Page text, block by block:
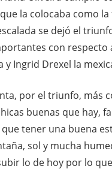
la colocaba como
se dejó el
con respecto
y Ingrid Drexel la
por el triunfo, más
buenas que hay,
tener una buena
sol y mucha
lo de hoy por lo